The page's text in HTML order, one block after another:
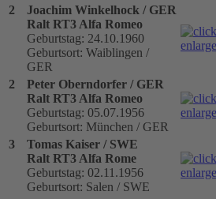
2
Joachim Winkelhock / GER
Ralt RT3 Alfa Romeo
Geburtstag: 24.10.1960
Geburtsort: Waiblingen /
GER
2
Peter Oberndorfer / GER
Ralt RT3 Alfa Romeo
Geburtstag: 05.07.1956
Geburtsort: München / GER
3
Tomas Kaiser / SWE
Ralt RT3 Alfa Rome
Geburtstag: 02.11.1956
Geburtsort: Salen / SWE